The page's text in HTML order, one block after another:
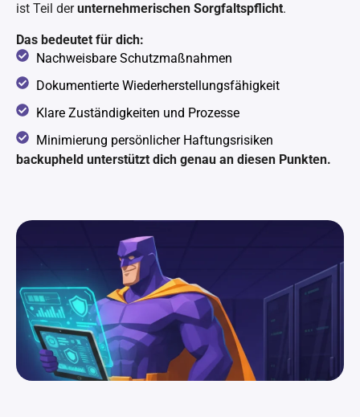
ist Teil derunternehmerischen Sorgfaltspflicht.
Das bedeutet für dich:
Nachweisbare Schutzmaßnahmen
Dokumentierte Wiederherstellungsfähigkeit
Klare Zuständigkeiten und Prozesse
Minimierung persönlicher Haftungsrisiken
backupheld unterstützt dich genau an diesen Punkten.